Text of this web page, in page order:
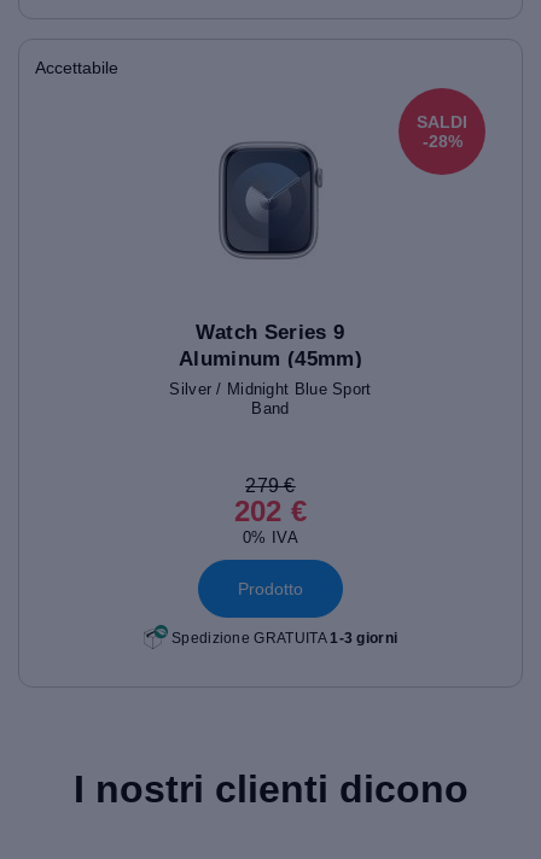
Accettabile
SALDI
-28%
Watch Series 9
Aluminum (45mm)
Silver / Midnight Blue Sport
Band
279 €
202 €
0% IVA
Prodotto
Spedizione GRATUITA1-3 giorni
I nostri clienti dicono